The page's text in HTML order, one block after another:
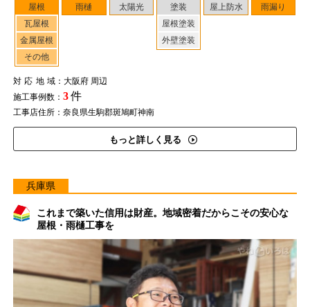
屋根
瓦屋根
金属屋根
その他
雨樋 太陽光
塗装
屋根塗装
外壁塗装
屋上防水 雨漏り
対応地域：大阪府 周辺
施工事例数： 3件
工事店住所：奈良県生駒郡斑鳩町神南
もっと詳しく見る
兵庫県
これまで築いた信用は財産。地域密着だからこその安心な
屋根・雨樋工事を